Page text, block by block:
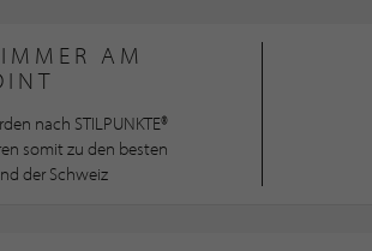
AM
nach STILPUNKTE®
somit zu den besten
der Schweiz